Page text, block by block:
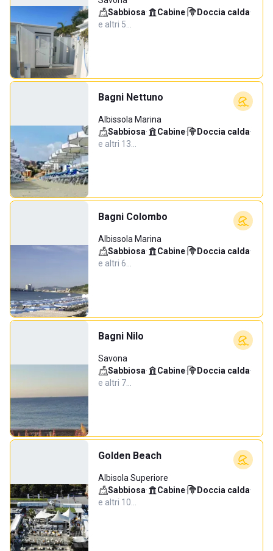
Sabbiosa· Cabine· Doccia calda·
e altri 5…
Bagni Nettuno
Albissola Marina
Sabbiosa· Cabine· Doccia calda·
e altri 13…
Bagni Colombo
Albissola Marina
Sabbiosa· Cabine· Doccia calda·
e altri 6…
Bagni Nilo
Savona
Sabbiosa· Cabine· Doccia calda·
e altri 7…
Golden Beach
Albisola Superiore
Sabbiosa· Cabine· Doccia calda·
e altri 10…